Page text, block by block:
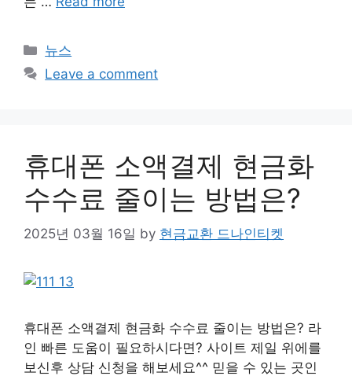
Categories
뉴스
Leave a comment
휴대폰 소액결제 현금화
수수료 줄이는 방법은?
2025년 03월 16일 by 현금교환 드나인티켓
휴대폰 소액결제 현금화 수수료 줄이는 방법은? 라
인 빠른 도움이 필요하시다면? 사이트 제일 위에를
보신후 상담 신청을 해보세요^^ 믿을 수 있는 곳인